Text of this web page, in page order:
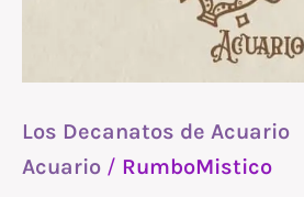
Los Decanatos de Acuario
Acuario / RumboMistico